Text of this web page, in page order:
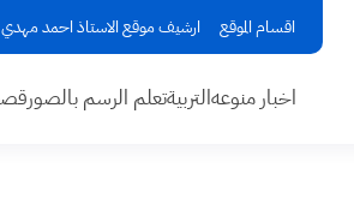
اقسام الموقع ارشيف موقع الاستاذ احمد مهدي
اخبار منوعهالتربيةتعلم الرسم بالصور